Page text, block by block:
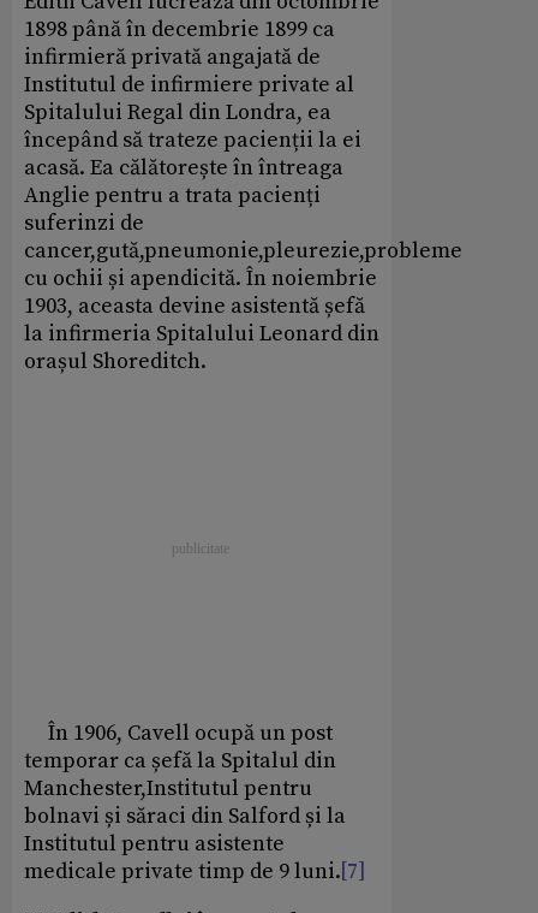
1898 până în decembrie 1899 ca
infirmieră privată angajată de
Institutul de infirmiere private al
Spitalului Regal din Londra, ea
începând să trateze pacienții la ei
acasă. Ea călătorește în întreaga
Anglie pentru a trata pacienți
suferinzi de
cancer,gută,pneumonie,pleurezie,probleme
cu ochii și apendicită. În noiembrie
1903, aceasta devine asistentă șefă
la infirmeria Spitalului Leonard din
orașul Shoreditch.
În 1906, Cavell ocupă un post
temporar ca șefă la Spitalul din
Manchester,Institutul pentru
bolnavi și săraci din Salford și la
Institutul pentru asistente
medicale private timp de 9 luni.[7]